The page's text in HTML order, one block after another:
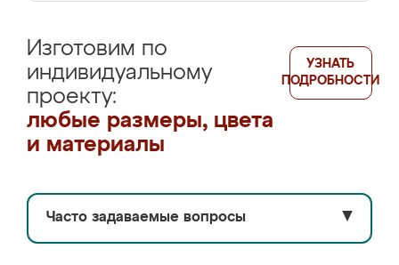
Изготовим по
индивидуальному
проекту:
любые размеры, цвета
и материалы
УЗНАТЬ
ПОДРОБНОСТИ
Часто задаваемые вопросы ▼